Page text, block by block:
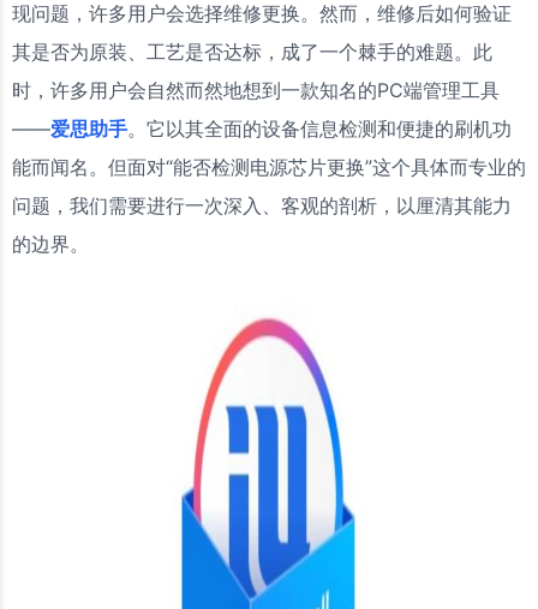
现问题，许多用户会选择维修更换。然而，维修后如何验证
其是否为原装、工艺是否达标，成了一个棘手的难题。此
时，许多用户会自然而然地想到一款知名的PC端管理工具
——爱思助手。它以其全面的设备信息检测和便捷的刷机功
能而闻名。但面对“能否检测电源芯片更换”这个具体而专业的
问题，我们需要进行一次深入、客观的剖析，以厘清其能力
的边界。